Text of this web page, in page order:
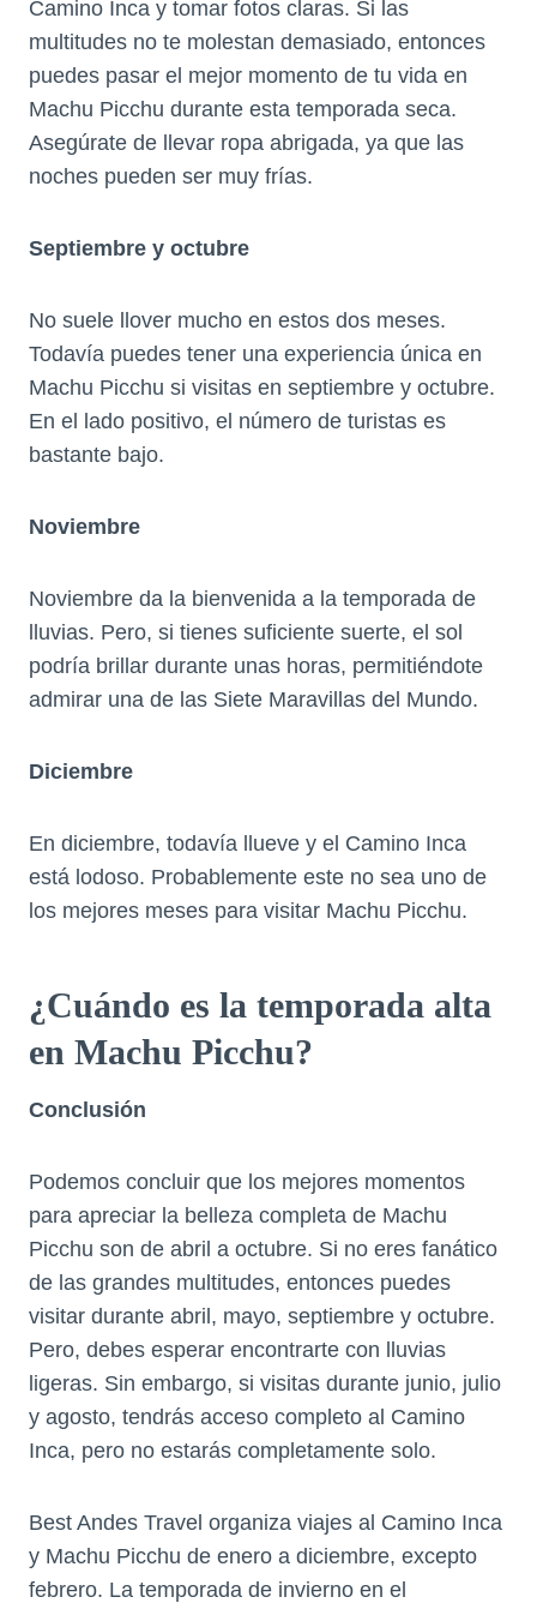
Camino Inca y tomar fotos claras. Si las
multitudes no te molestan demasiado, entonces
puedes pasar el mejor momento de tu vida en
Machu Picchu durante esta temporada seca.
Asegúrate de llevar ropa abrigada, ya que las
noches pueden ser muy frías.
Septiembre y octubre
No suele llover mucho en estos dos meses.
Todavía puedes tener una experiencia única en
Machu Picchu si visitas en septiembre y octubre.
En el lado positivo, el número de turistas es
bastante bajo.
Noviembre
Noviembre da la bienvenida a la temporada de
lluvias. Pero, si tienes suficiente suerte, el sol
podría brillar durante unas horas, permitiéndote
admirar una de las Siete Maravillas del Mundo.
Diciembre
En diciembre, todavía llueve y el Camino Inca
está lodoso. Probablemente este no sea uno de
los mejores meses para visitar Machu Picchu.
¿Cuándo es la temporada alta
en Machu Picchu?
Conclusión
Podemos concluir que los mejores momentos
para apreciar la belleza completa de Machu
Picchu son de abril a octubre. Si no eres fanático
de las grandes multitudes, entonces puedes
visitar durante abril, mayo, septiembre y octubre.
Pero, debes esperar encontrarte con lluvias
ligeras. Sin embargo, si visitas durante junio, julio
y agosto, tendrás acceso completo al Camino
Inca, pero no estarás completamente solo.
Best Andes Travel organiza viajes al Camino Inca
y Machu Picchu de enero a diciembre, excepto
febrero. La temporada de invierno en el